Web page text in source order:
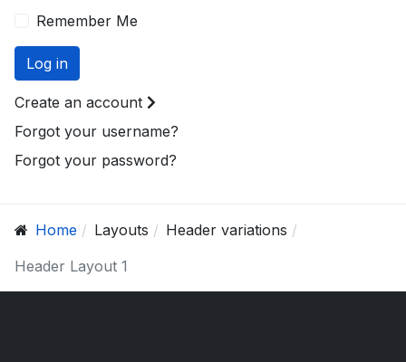
Remember Me
Log in
Create an account
Forgot your username?
Forgot your password?
Home Layouts
Header variations
Header Layout 1